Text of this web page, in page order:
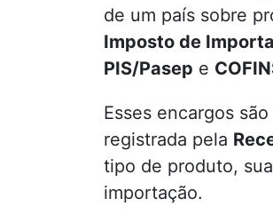
de um país sobre
Imposto de
PIS/Pasep e
Esses encargos
registrada pela
tipo de produto,
importação.